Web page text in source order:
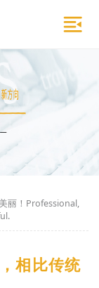
丽！Professional,
相比传统